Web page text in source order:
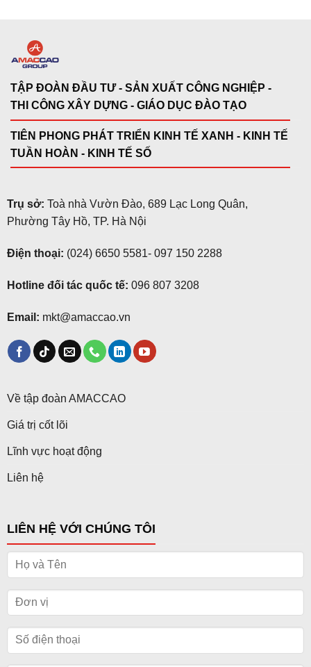
TẬP ĐOÀN ĐẦU TƯ - SẢN XUẤT CÔNG NGHIỆP -
THI CÔNG XÂY DỰNG - GIÁO DỤC ĐÀO TẠO
TIÊN PHONG PHÁT TRIỂN KINH TẾ XANH - KINH TẾ
TUẦN HOÀN - KINH TẾ SỐ
Trụ sở: Toà nhà Vườn Đào, 689 Lạc Long Quân,
Phường Tây Hồ, TP. Hà Nội
Điện thoại: (024) 6650 5581- 097 150 2288
Hotline đối tác quốc tế: 096 807 3208
Email: mkt@amaccao.vn
Về tập đoàn AMACCAO
Giá trị cốt lõi
Lĩnh vực hoạt động
Liên hệ
LIÊN HỆ VỚI CHÚNG TÔI